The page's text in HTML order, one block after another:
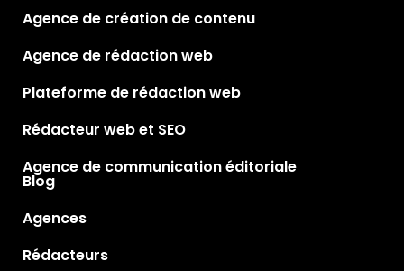
Agence de création de contenu
Agence de rédaction web
Plateforme de rédaction web
Rédacteur web et SEO
Agence de communication éditoriale
Blog
Agences
Rédacteurs